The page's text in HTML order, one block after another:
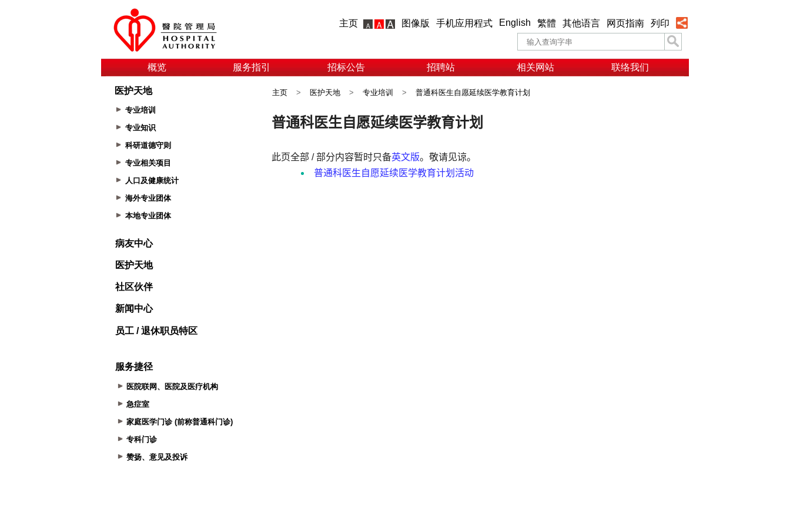
主页 图像版 手机应用程式 English 繁體 其他语言 网页指南 列印
概览 服务指引 招标公告 招聘站 相关网站 联络我们
医护天地
专业培训
专业知识
科研道德守则
专业相关项目
人口及健康统计
海外专业团体
本地专业团体
病友中心
医护天地
社区伙伴
新闻中心
员工 / 退休职员特区
服务捷径
医院联网、医院及医疗机构
急症室
家庭医学门诊 (前称普通科门诊)
专科门诊
赞扬、意见及投诉
主页 > 医护天地 > 专业培训 > 普通科医生自愿延续医学教育计划